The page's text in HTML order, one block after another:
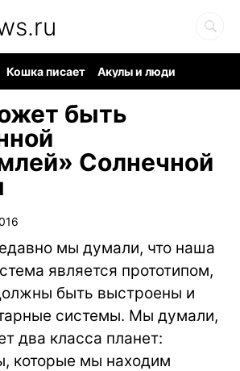
Кошка писает
Акулы и люди
быть
Солнечной
мы думали, что наша
является прототипом,
быть выстроены и
системы. Мы думали,
два класса планет:
которые мы находим